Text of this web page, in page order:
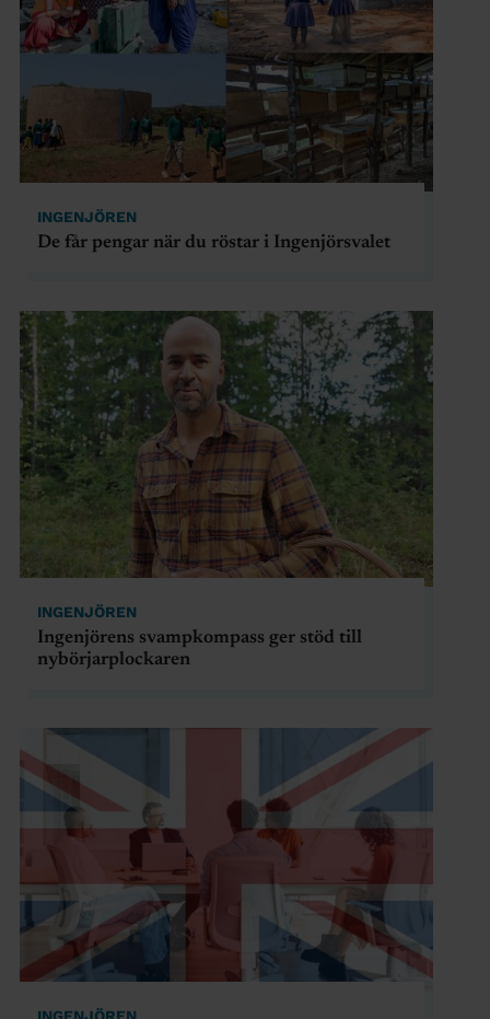
INGENJÖREN
De får pengar när du röstar i Ingenjörsvalet
INGENJÖREN
Ingenjörens svampkompass ger stöd till
nybörjarplockaren